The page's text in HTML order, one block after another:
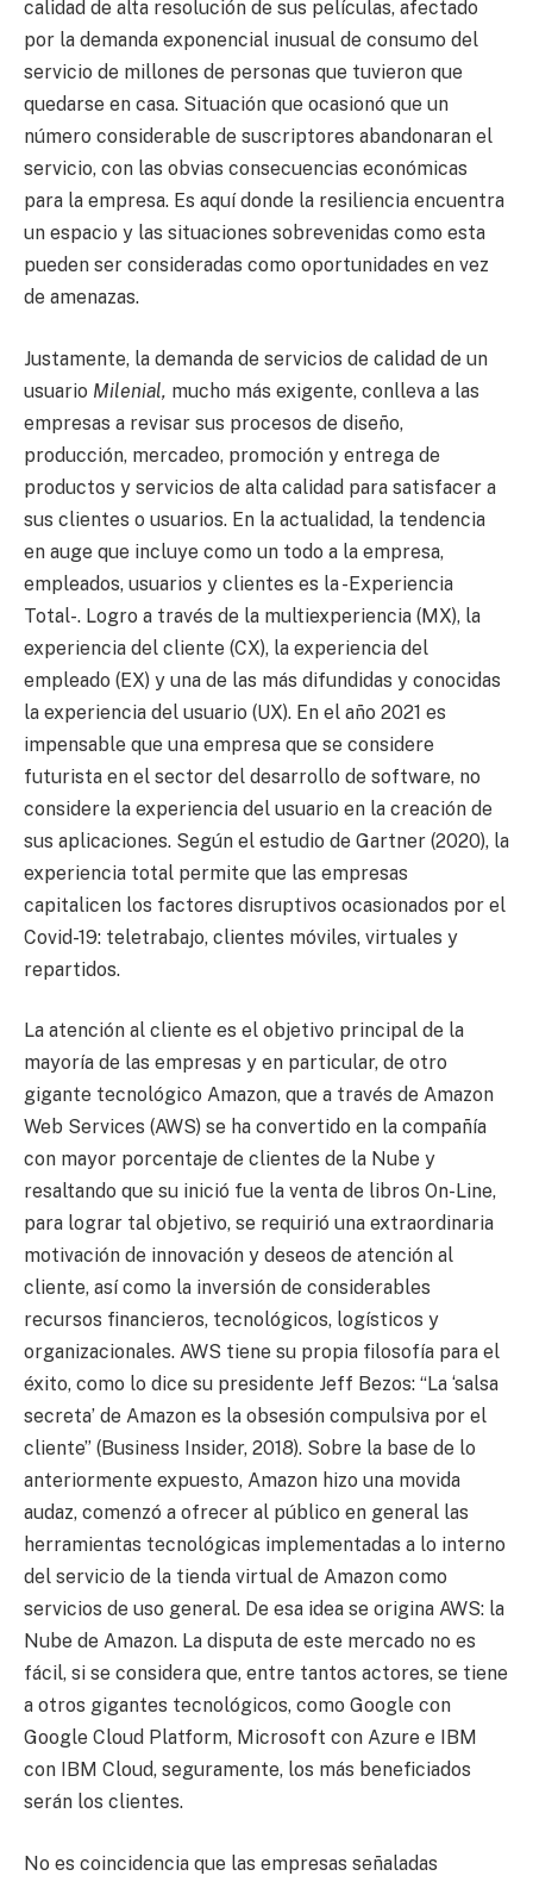
calidad de alta resolución de sus películas, afectado
por la demanda exponencial inusual de consumo del
servicio de millones de personas que tuvieron que
quedarse en casa. Situación que ocasionó que un
número considerable de suscriptores abandonaran el
servicio, con las obvias consecuencias económicas
para la empresa. Es aquí donde la resiliencia encuentra
un espacio y las situaciones sobrevenidas como esta
pueden ser consideradas como oportunidades en vez
de amenazas.
Justamente, la demanda de servicios de calidad de un
usuario Milenial, mucho más exigente, conlleva a las
empresas a revisar sus procesos de diseño,
producción, mercadeo, promoción y entrega de
productos y servicios de alta calidad para satisfacer a
sus clientes o usuarios. En la actualidad, la tendencia
en auge que incluye como un todo a la empresa,
empleados, usuarios y clientes es la -Experiencia
Total-. Logro a través de la multiexperiencia (MX), la
experiencia del cliente (CX), la experiencia del
empleado (EX) y una de las más difundidas y conocidas
la experiencia del usuario (UX). En el año 2021 es
impensable que una empresa que se considere
futurista en el sector del desarrollo de software, no
considere la experiencia del usuario en la creación de
sus aplicaciones. Según el estudio de Gartner (2020), la
experiencia total permite que las empresas
capitalicen los factores disruptivos ocasionados por el
Covid-19: teletrabajo, clientes móviles, virtuales y
repartidos.
La atención al cliente es el objetivo principal de la
mayoría de las empresas y en particular, de otro
gigante tecnológico Amazon, que a través de Amazon
Web Services (AWS) se ha convertido en la compañía
con mayor porcentaje de clientes de la Nube y
resaltando que su inició fue la venta de libros On-Line,
para lograr tal objetivo, se requirió una extraordinaria
motivación de innovación y deseos de atención al
cliente, así como la inversión de considerables
recursos financieros, tecnológicos, logísticos y
organizacionales. AWS tiene su propia filosofía para el
éxito, como lo dice su presidente Jeff Bezos: “La ‘salsa
secreta’ de Amazon es la obsesión compulsiva por el
cliente” (Business Insider, 2018). Sobre la base de lo
anteriormente expuesto, Amazon hizo una movida
audaz, comenzó a ofrecer al público en general las
herramientas tecnológicas implementadas a lo interno
del servicio de la tienda virtual de Amazon como
servicios de uso general. De esa idea se origina AWS: la
Nube de Amazon. La disputa de este mercado no es
fácil, si se considera que, entre tantos actores, se tiene
a otros gigantes tecnológicos, como Google con
Google Cloud Platform, Microsoft con Azure e IBM
con IBM Cloud, seguramente, los más beneficiados
serán los clientes.
No es coincidencia que las empresas señaladas